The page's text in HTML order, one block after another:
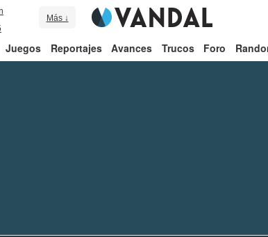
Más ↓
Juegos Reportajes Avances Trucos Foro